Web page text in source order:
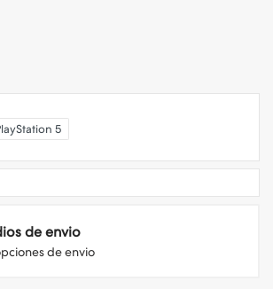
5
de envio
de envio